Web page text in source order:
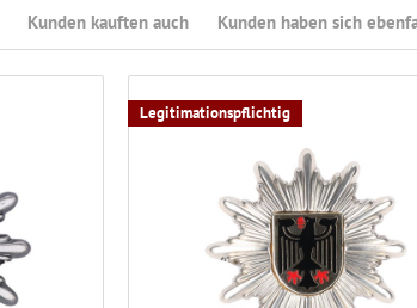
Kunden kauften auch Kunden haben sich
Legitimationspflichtig